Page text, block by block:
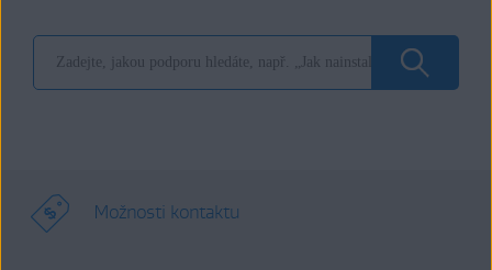
Možnosti kontaktu